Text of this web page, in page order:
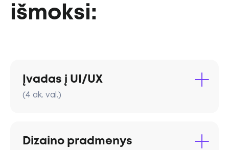
išmoksi:
Įvadas į UI/UX
(4 ak. val.)
Dizaino pradmenys